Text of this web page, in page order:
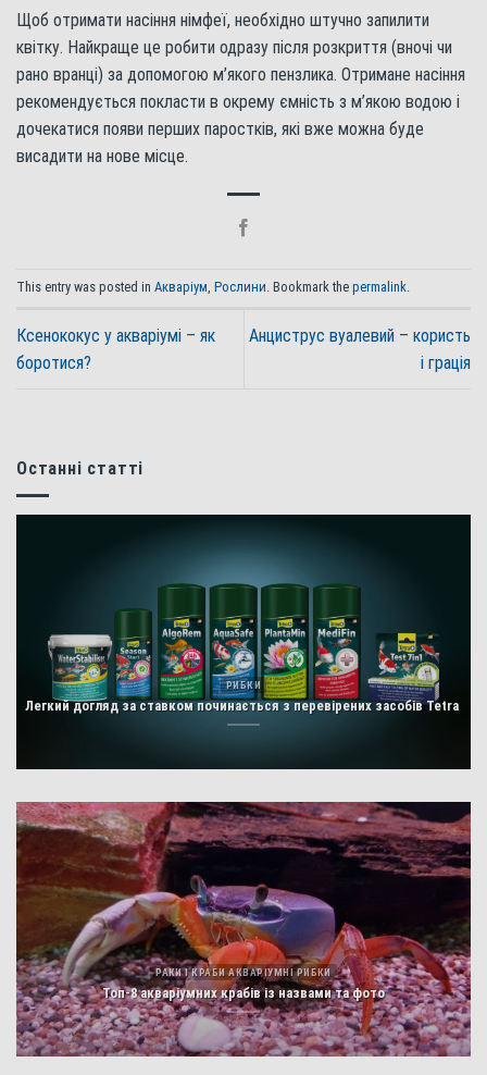
Щоб отримати насіння німфеї, необхідно штучно запилити
квітку. Найкраще це робити одразу після розкриття (вночі чи
рано вранці) за допомогою м’якого пензлика. Отримане насіння
рекомендується покласти в окрему ємність з м’якою водою і
дочекатися появи перших паростків, які вже можна буде
висадити на нове місце.
This entry was posted in Акваріум, Рослини. Bookmark the permalink.
Ксенококус у акваріумі – як
боротися?
Анциструс вуалевий – користь
і грація
Останні статті
РИБКИ
Легкий догляд за ставком починається з перевірених засобів Tetra
РАКИ І КРАБИ АКВАРІУМНІ РИБКИ
Топ-8 акваріумних крабів із назвами та фото